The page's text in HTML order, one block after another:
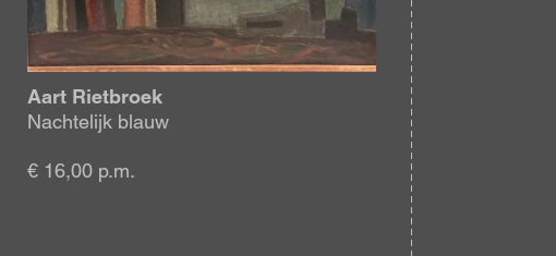
Aart Rietbroek
Nachtelijk blauw
€ 16,00 p.m.